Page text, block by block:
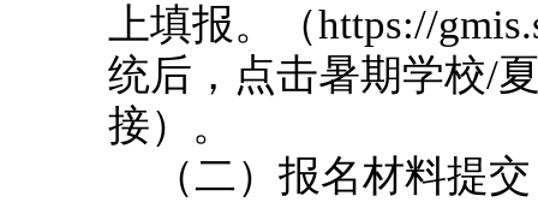
上填报。（https://
统后，点击暑期学校/
接）。
（二）报名材料提交